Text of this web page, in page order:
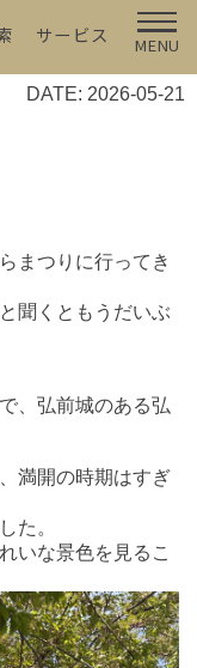
サービス MENU
DATE: 2026-05-21
まつりに行ってき
聞くともうだいぶ
、弘前城のある弘
満開の時期はすぎ
た。
いな景色を見るこ